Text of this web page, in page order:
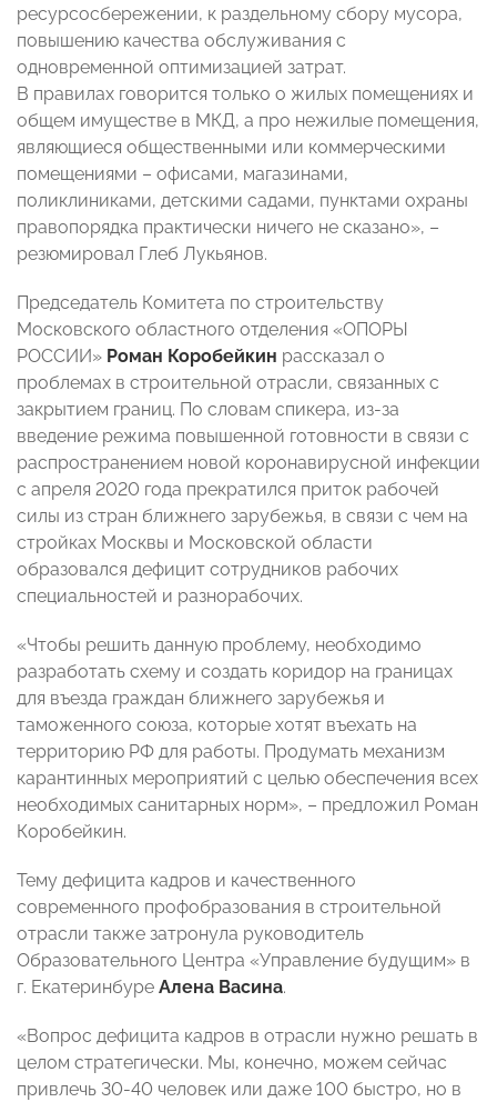
ресурсосбережении, к раздельному сбору мусора,
повышению качества обслуживания с
одновременной оптимизацией затрат.
В правилах говорится только о жилых помещениях и
общем имуществе в МКД, а про нежилые помещения,
являющиеся общественными или коммерческими
помещениями – офисами, магазинами,
поликлиниками, детскими садами, пунктами охраны
правопорядка практически ничего не сказано», –
резюмировал Глеб Лукьянов.
Председатель Комитета по строительству
Московского областного отделения «ОПОРЫ
РОССИИ» Роман Коробейкин рассказал о
проблемах в строительной отрасли, связанных с
закрытием границ. По словам спикера, из-за
введение режима повышенной готовности в связи с
распространением новой коронавирусной инфекции
с апреля 2020 года прекратился приток рабочей
силы из стран ближнего зарубежья, в связи с чем на
стройках Москвы и Московской области
образовался дефицит сотрудников рабочих
специальностей и разнорабочих.
«Чтобы решить данную проблему, необходимо
разработать схему и создать коридор на границах
для въезда граждан ближнего зарубежья и
таможенного союза, которые хотят въехать на
территорию РФ для работы. Продумать механизм
карантинных мероприятий с целью обеспечения всех
необходимых санитарных норм», – предложил Роман
Коробейкин.
Тему дефицита кадров и качественного
современного профобразования в строительной
отрасли также затронула руководитель
Образовательного Центра «Управление будущим» в
г. Екатеринбуре Алена Васина.
«Вопрос дефицита кадров в отрасли нужно решать в
целом стратегически. Мы, конечно, можем сейчас
привлечь 30-40 человек или даже 100 быстро, но в